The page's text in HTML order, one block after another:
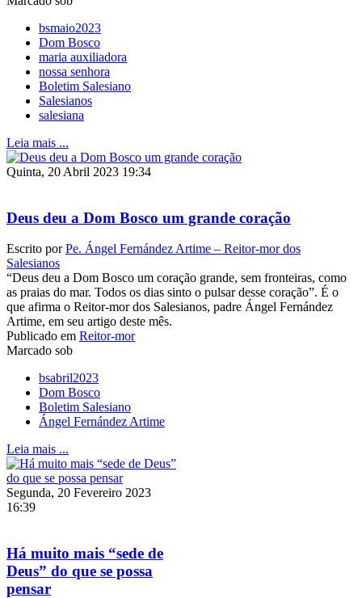
bsmaio2023
Dom Bosco
maria auxiliadora
nossa senhora
Boletim Salesiano
Salesianos
salesiana
Leia mais ...
Quinta, 20 Abril 2023 19:34
Deus deu a Dom Bosco um grande coração
Escrito porPe. Ángel Fernández Artime – Reitor-mor dos
Salesianos
“Deus deu a Dom Bosco um coração grande, sem fronteiras, como
as praias do mar. Todos os dias sinto o pulsar desse coração”. É o
que afirma o Reitor-mor dos Salesianos, padre Ángel Fernández
Artime, em seu artigo deste mês.
Publicado em Reitor-mor
Marcado sob
bsabril2023
Dom Bosco
Boletim Salesiano
Ángel Fernández Artime
Leia mais ...
Segunda, 20 Fevereiro 2023
16:39
Há muito mais “sede de
Deus” do que se possa
pensar